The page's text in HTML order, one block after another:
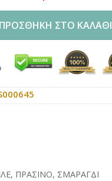
ΠΡΟΣΘΉΚΗ ΣΤΟ ΚΑΛΆΘΙ
, ΠΡΑΣΙΝΟ, ΣΜΑΡΑΓΔΙ